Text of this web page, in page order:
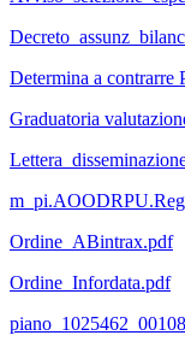
Determina a contrarre
Graduatoria
Ordine_ABintrax.pdf
Ordine_Infordata.pdf